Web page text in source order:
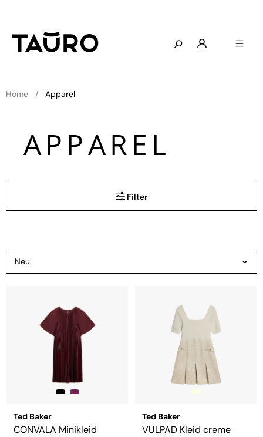
Home Apparel
APPAREL
Filter
Ted Baker
CONVALA Minikleid
Ted Baker
VULPAD Kleid creme